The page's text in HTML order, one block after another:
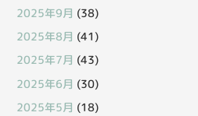
2025年9月 (38)
2025年8月 (41)
2025年7月 (43)
2025年6月 (30)
2025年5月 (18)